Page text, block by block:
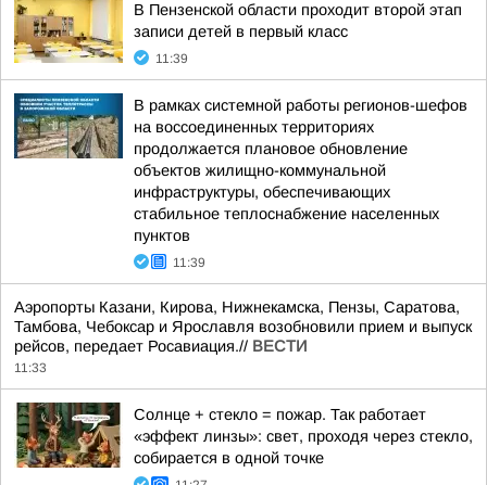
В Пензенской области проходит второй этап
записи детей в первый класс
11:39
В рамках системной работы регионов-шефов
на воссоединенных территориях
продолжается плановое обновление
объектов жилищно-коммунальной
инфраструктуры, обеспечивающих
стабильное теплоснабжение населенных
пунктов
11:39
Аэропорты Казани, Кирова, Нижнекамска, Пензы, Саратова,
Тамбова, Чебоксар и Ярославля возобновили прием и выпуск
рейсов, передает Росавиация.// ВЕСТИ
11:33
Солнце + стекло = пожар. Так работает
«эффект линзы»: свет, проходя через стекло,
собирается в одной точке